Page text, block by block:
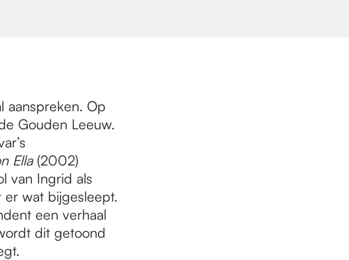
aanspreken. Op
Gouden Leeuw.
Ella(2002)
van Ingrid als
er wat bijgesleept.
een verhaal
dit getoond